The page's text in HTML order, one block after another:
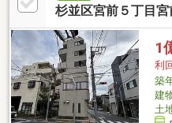
１００ｍ（徒歩約２分）■千代
杉並区宮前５丁目
1
利
築
建
土